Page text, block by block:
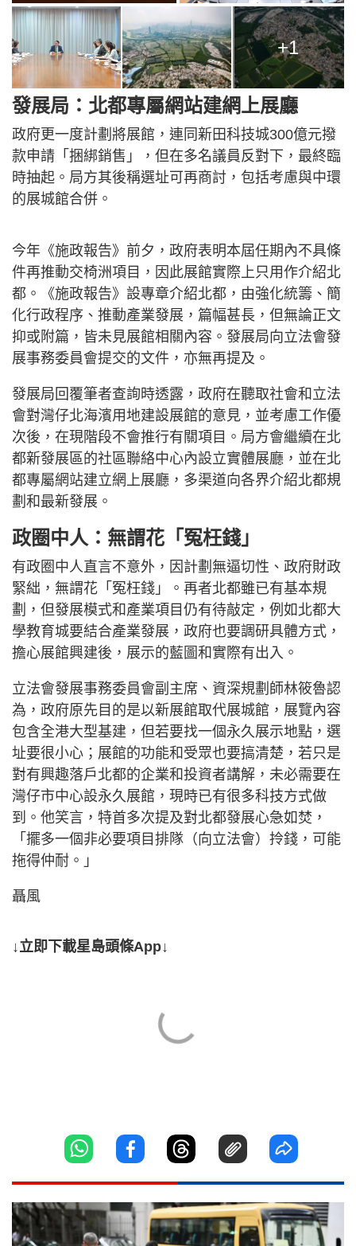
+1
發展局：北都專屬網站建網上展廳
政府更一度計劃將展館，連同新田科技城300億元撥
款申請「捆綁銷售」，但在多名議員反對下，最終臨
時抽起。局方其後稱選址可再商討，包括考慮與中環
的展城館合併。
今年《施政報告》前夕，政府表明本屆任期內不具條
件再推動交椅洲項目，因此展館實際上只用作介紹北
都。《施政報告》設專章介紹北都，由強化統籌、簡
化行政程序、推動產業發展，篇幅甚長，但無論正文
抑或附篇，皆未見展館相關內容。發展局向立法會發
展事務委員會提交的文件，亦無再提及。
發展局回覆筆者查詢時透露，政府在聽取社會和立法
會對灣仔北海濱用地建設展館的意見，並考慮工作優
次後，在現階段不會推行有關項目。局方會繼續在北
都新發展區的社區聯絡中心內設立實體展廳，並在北
都專屬網站建立網上展廳，多渠道向各界介紹北都規
劃和最新發展。
政圈中人：無謂花「冤枉錢」
有政圈中人直言不意外，因計劃無逼切性、政府財政
緊絀，無謂花「冤枉錢」。再者北都雖已有基本規
劃，但發展模式和產業項目仍有待敲定，例如北都大
學教育城要結合產業發展，政府也要調研具體方式，
擔心展館興建後，展示的藍圖和實際有出入。
立法會發展事務委員會副主席、資深規劃師林筱魯認
為，政府原先目的是以新展館取代展城館，展覽內容
包含全港大型基建，但若要找一個永久展示地點，選
址要很小心；展館的功能和受眾也要搞清楚，若只是
對有興趣落戶北都的企業和投資者講解，未必需要在
灣仔市中心設永久展館，現時已有很多科技方式做
到。他笑言，特首多次提及對北都發展心急如焚，
「擺多一個非必要項目排隊（向立法會）拎錢，可能
拖得仲耐。」
聶風
↓立即下載星島頭條App↓